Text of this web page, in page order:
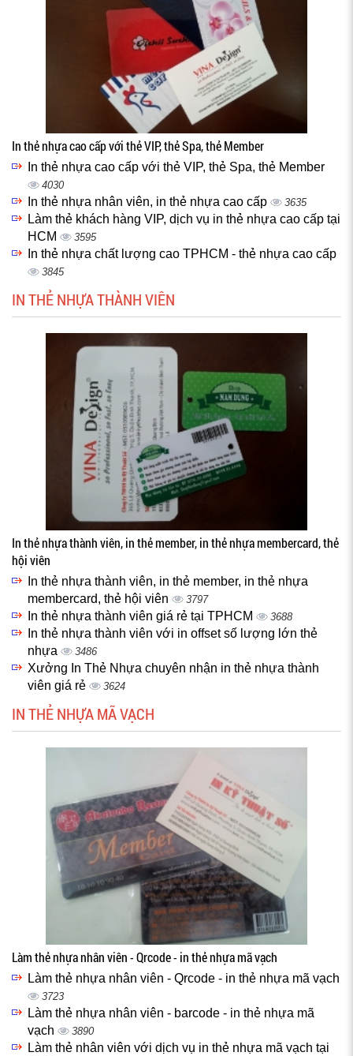
In thẻ nhựa cao cấp với thẻ VIP, thẻ Spa, thẻ Member
In thẻ nhựa cao cấp với thẻ VIP, thẻ Spa, thẻ Member
4030
In thẻ nhựa nhân viên, in thẻ nhựa cao cấp 3635
Làm thẻ khách hàng VIP, dịch vụ in thẻ nhựa cao cấp tại
HCM
3595
In thẻ nhựa chất lượng cao TPHCM - thẻ nhựa cao cấp
3845
IN THẺ NHỰA THÀNH VIÊN
In thẻ nhựa thành viên, in thẻ member, in thẻ nhựa membercard, thẻ
hội viên
In thẻ nhựa thành viên, in thẻ member, in thẻ nhựa
membercard, thẻ hội viên
3797
In thẻ nhựa thành viên giá rẻ tại TPHCM 3688
In thẻ nhựa thành viên với in offset số lượng lớn thẻ
nhựa
3486
Xưởng In Thẻ Nhựa chuyên nhận in thẻ nhựa thành
viên giá rẻ
3624
IN THẺ NHỰA MÃ VẠCH
Làm thẻ nhựa nhân viên - Qrcode - in thẻ nhựa mã vạch
Làm thẻ nhựa nhân viên - Qrcode - in thẻ nhựa mã vạch
3723
Làm thẻ nhựa nhân viên - barcode - in thẻ nhựa mã
vạch
3890
Làm thẻ nhân viên với dịch vụ in thẻ nhựa mã vạch tại